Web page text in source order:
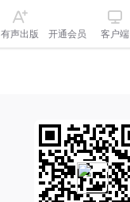
有声出版 开通会员 客户端